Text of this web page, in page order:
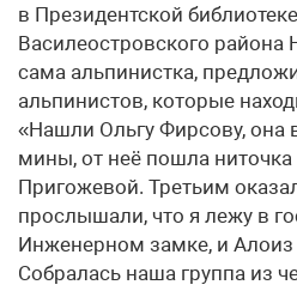
в Президентской
Василеостровского района
сама альпинистка,
альпинистов, которые
«Нашли Ольгу Фирсову, она
мины, от неё пошла ниточка
Пригожевой. Третьим
прослышали, что я лежу в
Инженерном замке, и
Собралась наша группа из